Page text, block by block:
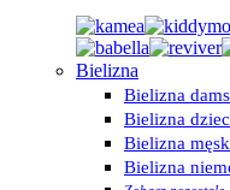
Bielizna
Bielizna
Bielizna
Bielizna
Bielizna